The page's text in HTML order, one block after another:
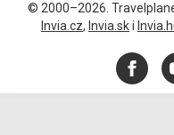
© 2000–2026.
Invia.cz, Invia.ski